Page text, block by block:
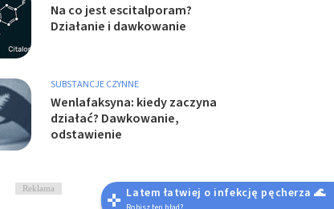
Na co jest escitalporam?
Działanie i dawkowanie
SUBSTANCJE CZYNNE
Wenlafaksyna: kiedy zaczyna
działać? Dawkowanie,
odstawienie
Reklama Latem łatwiej o infekcję pęcherza 🌊